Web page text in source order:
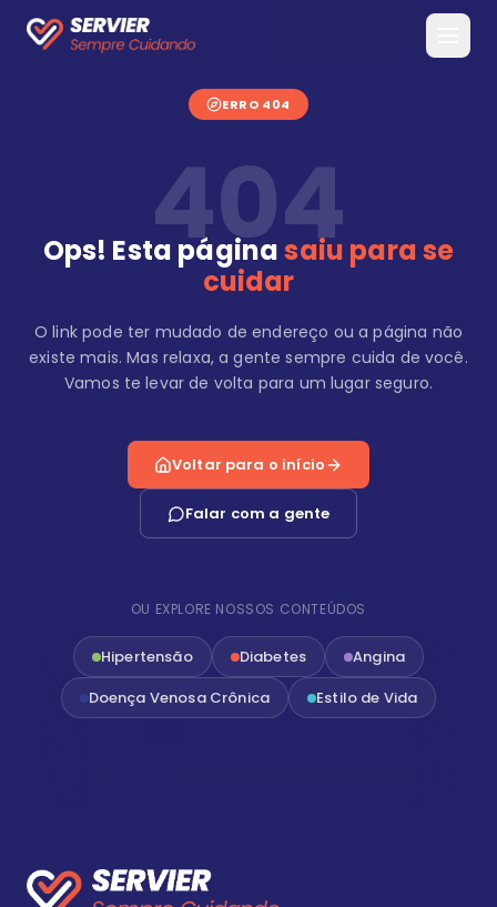
ERRO 404
404
Ops! Esta páginasaiu para se
cuidar
O link pode ter mudado de endereço ou a página não
existe mais. Mas relaxa, a gente sempre cuida de você.
Vamos te levar de volta para um lugar seguro.
Voltar para o início
Falar com a gente
OU EXPLORE NOSSOS CONTEÚDOS
Hipertensão Diabetes
Angina
Doença Venosa Crônica
Estilo de Vida